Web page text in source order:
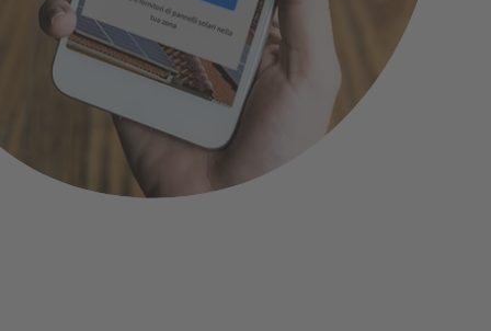
a ricevere piú clienti?
Diventa partner
Scopri i vantaggi